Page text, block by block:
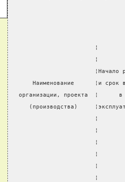
¦
¦
¦Начало
Наименование      ¦и срок
организации, проекта  ¦
(производства)
¦
¦
¦
¦
¦
¦